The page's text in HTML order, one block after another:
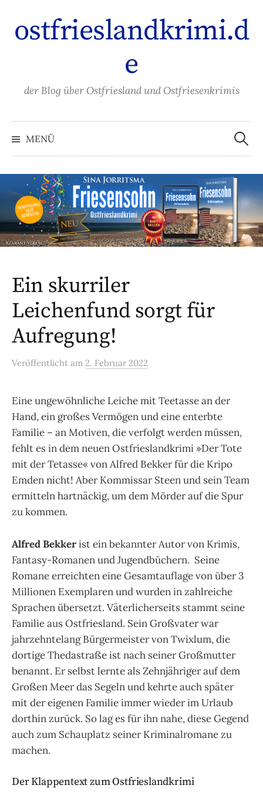
Inhalt
überspringen
ostfrieslandkrimi.d
e
der Blog über Ostfriesland und Ostfriesenkrimis
MENÜ
Suchen
nach:
Ein skurriler
Leichenfund sorgt für
Aufregung!
Veröffentlicht am 2. Februar 2022
Eine ungewöhnliche Leiche mit Teetasse an der
Hand, ein großes Vermögen und eine enterbte
Familie – an Motiven, die verfolgt werden müssen,
fehlt es in dem neuen Ostfrieslandkrimi »Der Tote
mit der Tetasse« von Alfred Bekker für die Kripo
Emden nicht! Aber Kommissar Steen und sein Team
ermitteln hartnäckig, um dem Mörder auf die Spur
zu kommen.
Alfred Bekkerist ein bekannter Autor von Krimis,
Fantasy-Romanen und Jugendbüchern. Seine
Romane erreichten eine Gesamtauflage von über 3
Millionen Exemplaren und wurden in zahlreiche
Sprachen übersetzt. Väterlicherseits stammt seine
Familie aus Ostfriesland. Sein Großvater war
jahrzehntelang Bürgermeister von Twixlum, die
dortige Thedastraße ist nach seiner Großmutter
benannt. Er selbst lernte als Zehnjähriger auf dem
Großen Meer das Segeln und kehrte auch später
mit der eigenen Familie immer wieder im Urlaub
dorthin zurück. So lag es für ihn nahe, diese Gegend
auch zum Schauplatz seiner Kriminalromane zu
machen.
Der Klappentext zum Ostfrieslandkrimi